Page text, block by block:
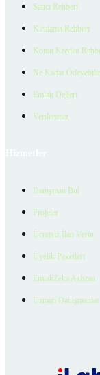
Satıcı Rehberi
Kiralama Rehberi
Konut Kredisi
Ne Kadar
Emlak Değeri
Verilerimiz
Danışman Bul
Projeler
Ücretsiz İlan Verin
Üyelik Paketleri
EmlakZeka Asistan
Uzman Danışmanlar